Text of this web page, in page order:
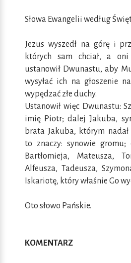
Słowa Ewangelii według
Jezus wyszedł na górę i
których sam chciał, a
ustanowił Dwunastu, aby
wysyłać ich na głoszenie
wypędzać złe duchy.
Ustanowił więc Dwunastu:
imię Piotr; dalej Jakuba,
brata Jakuba, którym
to znaczy: synowie
Bartłomieja, Mateusza,
Alfeusza, Tadeusza,
Iskariotę, który właśnie Go
Oto słowo Pańskie.
KOMENTARZ